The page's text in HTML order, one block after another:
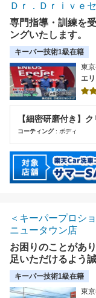
Ｄｒ．Ｄｒｉｖｅ
専門指導・訓練を
ングいたします。
キーパー技術1級在籍
東
エ
【細密研磨付き】
コーティング: ボディ
＜キーパープロシ
ニュータウン店
お困りのことがあ
足いただけるよう
キーパー技術1級在籍
東